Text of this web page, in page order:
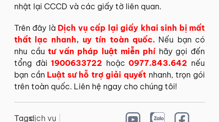
nhật lại CCCD và các giấy tờ liên quan.
Trên đây là Dịch vụ cấp lại giấy khai sinh bị mất
thất lạc nhanh, uy tín toàn quốc. Nếu bạn có
nhu cầu tư vấn pháp luật miễn phí hãy gọi đến
tổng đài 1900633722 hoặc 0977.843.642 nếu
bạn cần Luật sư hỗ trợ giải quyết nhanh, trọn gói
trên toàn quốc. Liên hệ ngay cho chúng tôi!
Tags:dịch vụ